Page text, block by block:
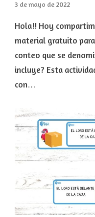
3 de mayo de 2022
Hola!! Hoy
material gratuito
conteo que se
incluye? Esta
con…